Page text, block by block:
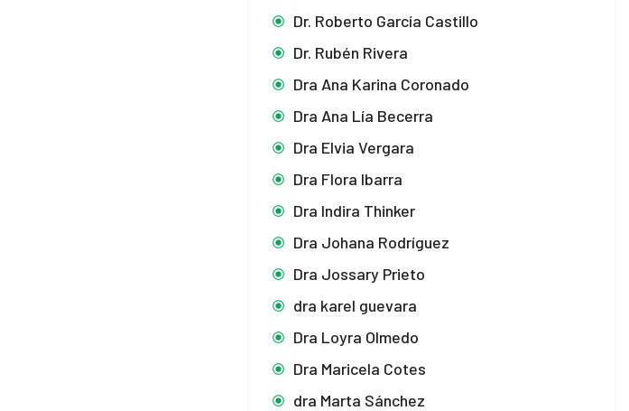
Dr. Roberto García Castillo
Dr. Rubén Rivera
Dra Ana Karina Coronado
Dra Ana Lía Becerra
Dra Elvia Vergara
Dra Flora Ibarra
Dra Indira Thinker
Dra Johana Rodríguez
Dra Jossary Prieto
dra karel guevara
Dra Loyra Olmedo
Dra Maricela Cotes
dra Marta Sánchez